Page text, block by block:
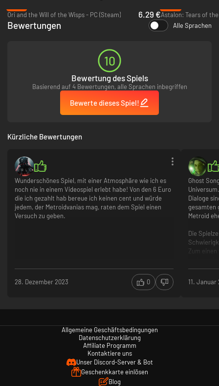
Fähigkeiten, mit denen du Zugang zu neuen Schichten des Monds erhältst
und optionale Geheimgebiete erkunden kannst.
Metallungetüme Lorians auf deine Reaktionsfähigkeit und Präzision.
Werde stärker und modifiziere deine Rüstung sowie deinen Blaster mit
Ori and the Will of the Wisps - PC (Steam)
6.29 €Astalon: Tears of
Bewertungen Alle Sprachen
10
Bewertung des Spiels
Basierend auf 4 Bewertungen, alle Sprachen inbegriffen
Bewerte dieses Spiel!
Kürzliche Bewertungen
Wunderschönes Spiel, mit einer Atmosphäre wie ich es
noch nie in einem Videospiel erlebt habe! Von den 6 Euro
die ich gezahlt hab bereue ich keinen cent und würde
jedem, der Metroidvanias mag, raten dem Spiel einen
Versuch zu geben.
28. Dezember 2023 0
Ghost
Dialoge
gesamten
Metroid
Die
Zum
11. Januar
Allgemeine Geschäftsbedingungen
Datenschutzerklärung
Affiliate Programm
Kontaktiere uns
Unser Discord-Server & Bot
Geschenkkarte einlösen
Blog